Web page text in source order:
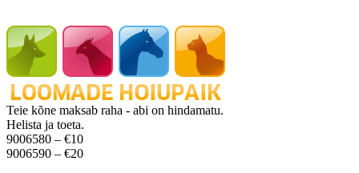
Teie kõne maksab raha - abi on hindamatu.
Helista ja toeta.
9006580 – €10
9006590 – €20